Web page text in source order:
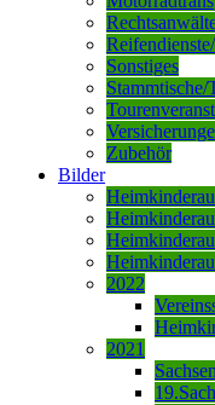
Sonstiges
Stammtische/
Zubehör
Bilder
2022
2021